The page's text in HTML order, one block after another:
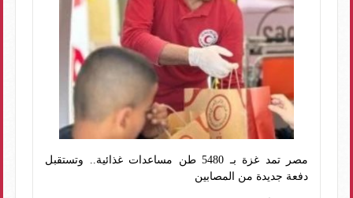
مصر تمد غزة بـ 5480 طن مساعدات غذائية.. وتستقبل
دفعة جديدة من المصابين